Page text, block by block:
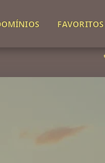
FAVORITOS